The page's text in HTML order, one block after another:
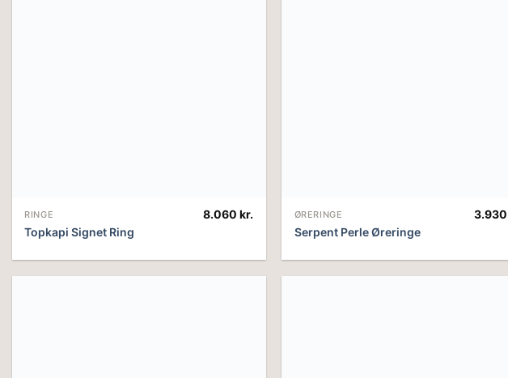
RINGE
Topkapi Signet Ring
8.060kr. ØRERINGE
Serpent Perle Øreringe
3.930